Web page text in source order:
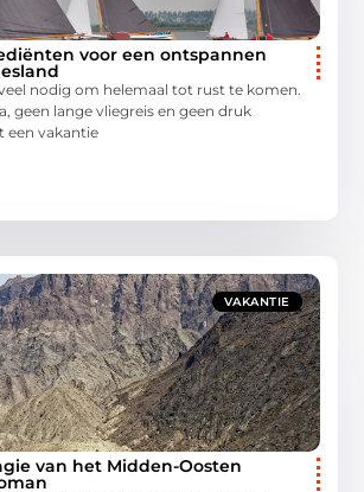
voor een ontspannen
nodig om helemaal tot rust te komen.
geen lange vliegreis en geen druk
een vakantie
VAKANTIE
van het Midden-Oosten